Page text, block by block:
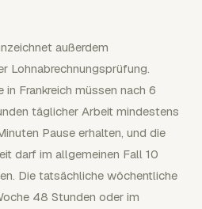
außerdem
Lohnabrechnungsprüfung.
Frankreich müssen nach 6
täglicher Arbeit mindestens
Pause erhalten, und die
darf im allgemeinen Fall 10
Die tatsächliche wöchentliche
48 Stunden oder im